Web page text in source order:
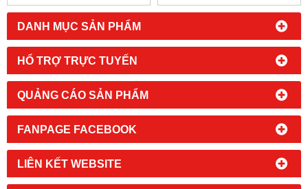
DANH MỤC SẢN PHẨM
HỔ TRỢ TRỰC TUYẾN
QUẢNG CÁO SẢN PHẨM
FANPAGE FACEBOOK
LIÊN KẾT WEBSITE